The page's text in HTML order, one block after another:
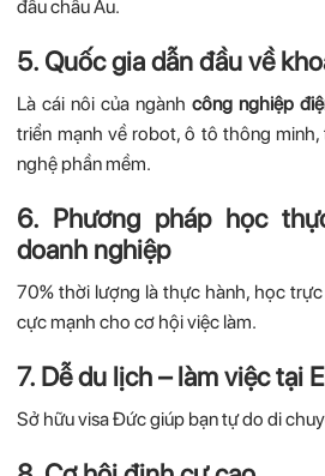
đầu châu Âu.
5. Quốc gia dẫn đầu về
Là cái nôi của ngànhcông nghiệp
triển mạnh về robot, ô tô thông
nghệ phần mềm.
6. Phương pháp học
doanh nghiệp
70% thời lượng là thực hành, học
cực mạnh cho cơ hội việc làm.
7. Dễ du lịch – làm việc tại
Sở hữu visa Đức giúp bạn tự do di